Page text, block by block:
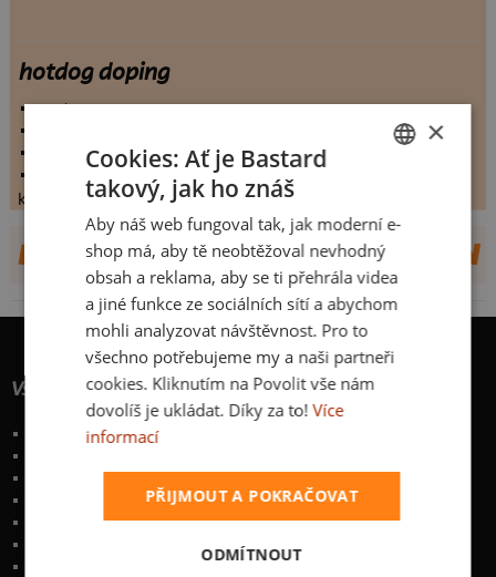
hotdog doping
vystaveno:19.2.2014
komentářů:6.46154
konečné hodnocení:6.46154
DALŠÍ NÁVRHY OD SKETCHED4FUN
Vše o nákupu
Poštovné a způsoby doručení
Časté otázky
Zakázkový potisk textilu
Obchodní podmínky
info@bastard.cz
SLOVAK
×
Cookies: Ať je Bastard
takový, jak ho znáš
Aby náš web fungoval tak, jak moderní e-
shop má, aby tě neobtěžoval nevhodný
obsah a reklama, aby se ti přehrála videa
a jiné funkce ze sociálních sítí a abychom
mohli analyzovat návštěvnost. Pro to
všechno potřebujeme my a naši partneři
cookies. Kliknutím na Povolit vše nám
dovolíš je ukládat. Díky za to! Více
informací
PŘIJMOUT A POKRAČOVAT
ODMÍTNOUT